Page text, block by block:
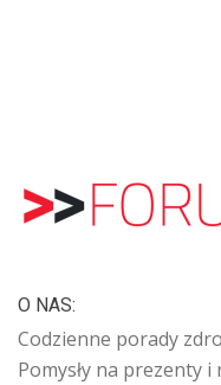
O NAS:
Codzienne porady
Pomysły na prezenty i